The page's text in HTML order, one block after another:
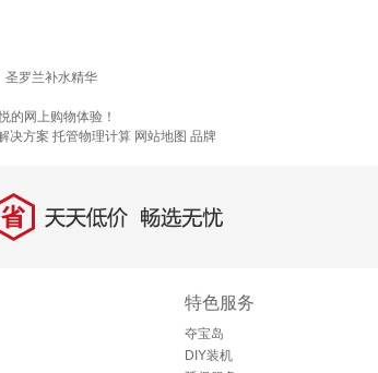
圣罗兰补水精华
的网上购物体验！
决方案 托管物理计算 网站地图 品牌
天天低价，畅选无忧
特色服务
夺宝岛
DIY装机